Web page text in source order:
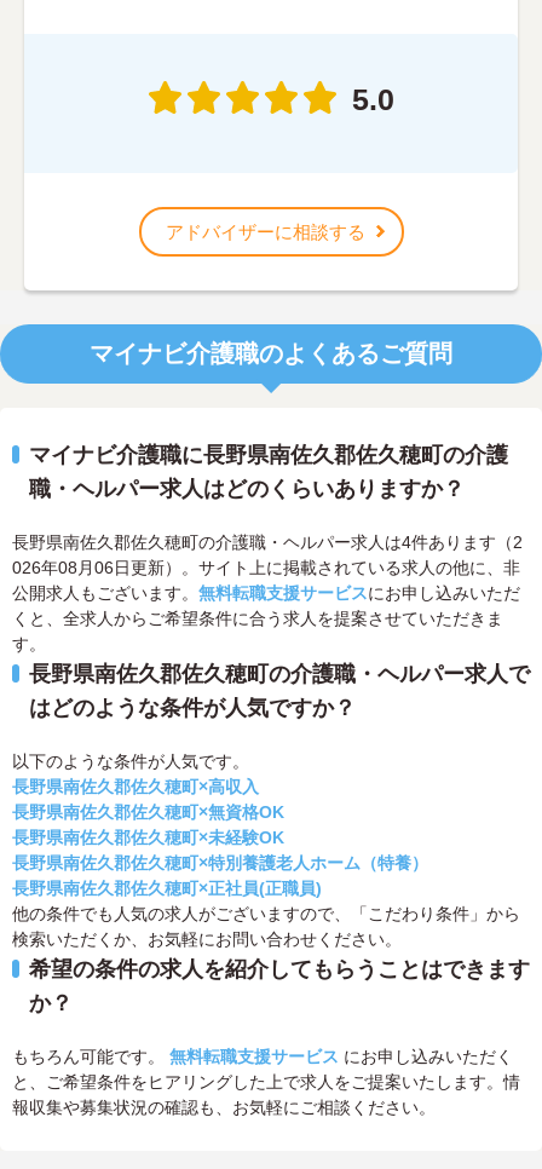
5.0
アドバイザーに相談する
マイナビ介護職のよくあるご質問
マイナビ介護職に長野県南佐久郡佐久穂町の介護
職・ヘルパー求人はどのくらいありますか？
長野県南佐久郡佐久穂町の介護職・ヘルパー求人は4件あります（2
026年08月06日更新）。サイト上に掲載されている求人の他に、非
公開求人もございます。 無料転職支援サービスにお申し込みいただ
くと、全求人からご希望条件に合う求人を提案させていただきま
す。
長野県南佐久郡佐久穂町の介護職・ヘルパー求人で
はどのような条件が人気ですか？
以下のような条件が人気です。
長野県南佐久郡佐久穂町×高収入
長野県南佐久郡佐久穂町×無資格OK
長野県南佐久郡佐久穂町×未経験OK
長野県南佐久郡佐久穂町×特別養護老人ホーム（特養）
長野県南佐久郡佐久穂町×正社員(正職員)
他の条件でも人気の求人がございますので、「こだわり条件」から
検索いただくか、お気軽にお問い合わせください。
希望の条件の求人を紹介してもらうことはできます
か？
もちろん可能です。 無料転職支援サービス にお申し込みいただく
と、ご希望条件をヒアリングした上で求人をご提案いたします。情
報収集や募集状況の確認も、お気軽にご相談ください。